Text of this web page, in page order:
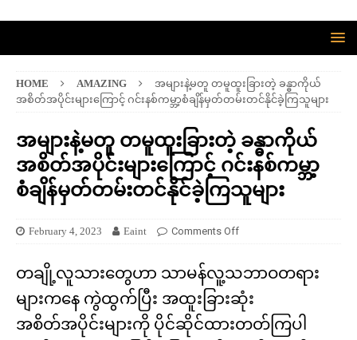
HOME AMAZING
အများနဲ့မတူ တမူထူးခြားတဲ့ ခန္ဓာကိုယ်
အစိတ်အပိုင်းများကြောင့် ဂင်းနစ်ကမ္ဘာ့စံချိန်မှတ်တမ်းတင်နိုင်ခဲ့ကြသူများ
အများနဲ့မတူ တမူထူးခြားတဲ့ ခန္ဓာကိုယ်
အစိတ်အပိုင်းများကြောင့် ဂင်းနစ်ကမ္ဘာ့
စံချိန်မှတ်တမ်းတင်နိုင်ခဲ့ကြသူများ
February 4, 2023 Eaint Comments Off
တချို့လူသားတွေဟာ သာမန်လူ့သဘာဝတရား
များကနေ ကွဲထွက်ပြီး အထူးခြားဆုံး
အစိတ်အပိုင်းများကို ပိုင်ဆိုင်ထားတတ်ကြပါ